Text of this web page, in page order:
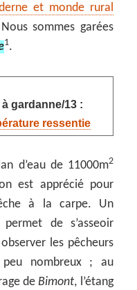
et monde rural
sommes garées
1.
gardanne/13 :
ressentie
d’eau de 11000m2
est apprécié pour
à la carpe. Un
permet de s’asseoir
les pêcheurs
peu nombreux ; au
deBimont, l’étang